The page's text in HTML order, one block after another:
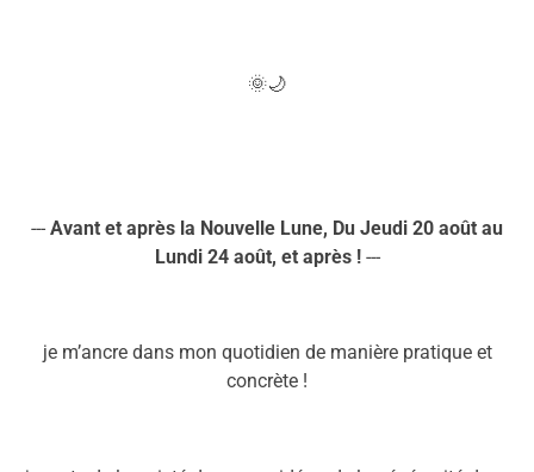
🌞🌙
--- Avant et après la Nouvelle Lune, Du Jeudi 20 août au
Lundi 24 août, et après ! ---
je m’ancre dans mon quotidien de manière pratique et
concrète !